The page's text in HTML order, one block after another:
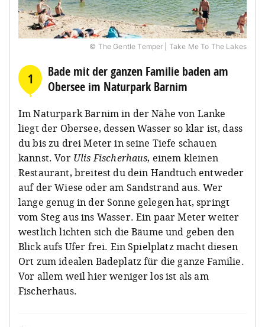
© The Gentle Temper | Take Me To The Lakes
1
Bade mit der ganzen Familie baden am
Obersee im Naturpark Barnim
Im Naturpark Barnim in der Nähe von Lanke
liegt der Obersee, dessen Wasser so klar ist, dass
du bis zu drei Meter in seine Tiefe schauen
kannst. Vor Ulis Fischerhaus, einem kleinen
Restaurant, breitest du dein Handtuch entweder
auf der Wiese oder am Sandstrand aus. Wer
lange genug in der Sonne gelegen hat, springt
vom Steg aus ins Wasser. Ein paar Meter weiter
westlich lichten sich die Bäume und geben den
Blick aufs Ufer frei. Ein Spielplatz macht diesen
Ort zum idealen Badeplatz für die ganze Familie.
Vor allem weil hier weniger los ist als am
Fischerhaus.